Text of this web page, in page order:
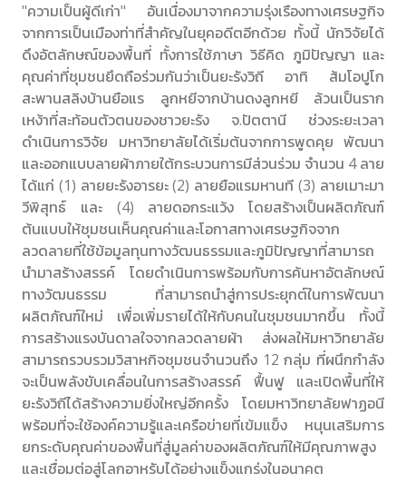
"ความเป็นผู้ดีเก่า" อันเนื่องมาจากความรุ่งเรืองทางเศรษฐกิจ
จากการเป็นเมืองท่าที่สำคัญในยุคอดีตอีกด้วย ทั้งนี้ นักวิจัยได้
ดึงอัตลักษณ์ของพื้นที่ ทั้งการใช้ภาษา วิธีคิด ภูมิปัญญา และ
คุณค่าที่ชุมชนยึดถือร่วมกันว่าเป็นยะรังวิถี อาทิ ส้มโอปูโก
สะพานสลิงบ้านยือแร ลูกหยีจากบ้านดงลูกหยี ล้วนเป็นราก
เหง้าที่สะท้อนตัวตนของชาวยะรัง จ.ปัตตานี ช่วงระยะเวลา
ดำเนินการวิจัย มหาวิทยาลัยได้เริ่มต้นจากการพูดคุย พัฒนา
และออกแบบลายผ้าภายใต้กระบวนการมีส่วนร่วม จำนวน 4 ลาย
ได้แก่ (1) ลายยะรังอารยะ (2) ลายยือแรมหานที (3) ลายเมาะมา
วีพิสุทธ์ และ (4) ลายดอกระแว้ง โดยสร้างเป็นผลิตภัณฑ์
ต้นแบบให้ชุมชนเห็นคุณค่าและโอกาสทางเศรษฐกิจจาก
ลวดลายที่ใช้ข้อมูลทุนทางวัฒนธรรมและภูมิปัญญาที่สามารถ
นำมาสร้างสรรค์ โดยดำเนินการพร้อมกับการค้นหาอัตลักษณ์
ทางวัฒนธรรม ที่สามารถนำสู่การประยุกต์ในการพัฒนา
ผลิตภัณฑ์ใหม่ เพื่อเพิ่มรายได้ให้กับคนในชุมชนมากขึ้น ทั้งนี้
การสร้างแรงบันดาลใจจากลวดลายผ้า ส่งผลให้มหาวิทยาลัย
สามารถรวบรวมวิสาหกิจชุมชนจำนวนถึง 12 กลุ่ม ที่ผนึกกำลัง
จะเป็นพลังขับเคลื่อนในการสร้างสรรค์ ฟื้นฟู และเปิดพื้นที่ให้
ยะรังวิถีได้สร้างความยิ่งใหญ่อีกครั้ง โดยมหาวิทยาลัยฟาฏอนี
พร้อมที่จะใช้องค์ความรู้และเครือข่ายที่เข้มแข็ง หนุนเสริมการ
ยกระดับคุณค่าของพื้นที่สู่มูลค่าของผลิตภัณฑ์ให้มีคุณภาพสูง
และเชื่อมต่อสู่โลกอาหรับได้อย่างแข็งแกร่งในอนาคต